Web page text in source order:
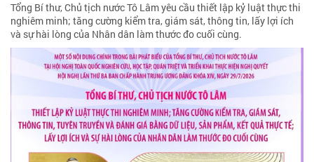
Tổng Bí thư, Chủ tịch nước Tô Lâm yêu cầu thiết lập kỷ luật thực thi
nghiêm minh; tăng cường kiểm tra, giám sát, thông tin, lấy lợi ích
và sự hài lòng của Nhân dân làm thước đo cuối cùng.